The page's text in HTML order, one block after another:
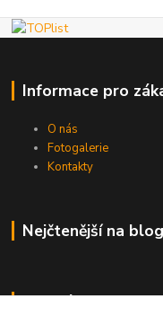
Informace pro
O nás
Fotogalerie
Kontakty
Nejčtenější na
Kde nás najdete